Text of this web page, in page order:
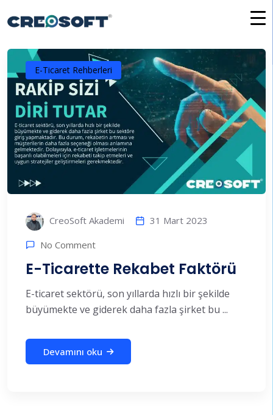
atla
E-Ticaret Rehberleri
CreoSoft Akademi 31 Mart 2023
No Comment
E-Ticarette Rekabet Faktörü
E-ticaret sektörü, son yıllarda hızlı bir şekilde
büyümekte ve giderek daha fazla şirket bu ...
Devamını oku